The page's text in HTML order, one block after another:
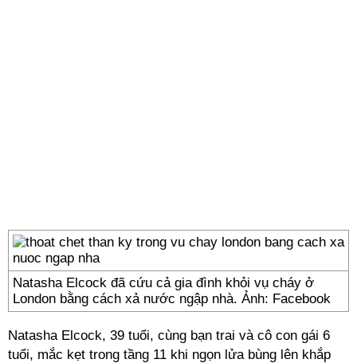
Natasha Elcock đã cứu cả gia đình khỏi vụ cháy ở
London bằng cách xả nước ngập nhà. Ảnh: Facebook
Natasha Elcock, 39 tuổi, cùng bạn trai và cô con gái 6
tuổi, mắc kẹt trong tầng 11 khi ngọn lửa bùng lên khắp